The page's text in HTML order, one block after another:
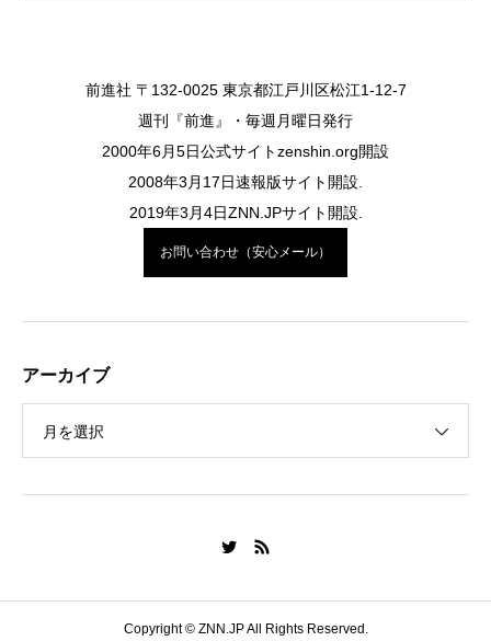
前進社 〒132-0025 東京都江戸川区松江1-12-7
週刊『前進』・毎週月曜日発行
2000年6月5日公式サイトzenshin.org開設
2008年3月17日速報版サイト開設.
2019年3月4日ZNN.JPサイト開設.
お問い合わせ（安心メール）
アーカイブ
月を選択
Copyright © ZNN.JP All Rights Reserved.